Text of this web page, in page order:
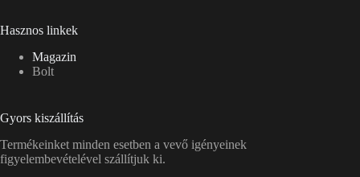
Hasznos linkek
Magazin
Bolt
Gyors kiszállítás
Termékeinket minden esetben a vevő igényeinek
figyelembevételével szállítjuk ki.